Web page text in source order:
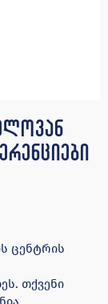
ცენტრის
თქვენი